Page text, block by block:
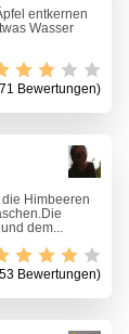
entkernen
Wasser
Bewertungen)
Himbeeren
dem...
Bewertungen)